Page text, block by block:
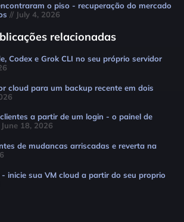
o piso - recuperação do mercado
// July 4, 2026
relacionadas
Codex e Grok CLI no seu próprio servidor
cloud para um backup recente em dois
a partir de um login - o painel de
18, 2026
de mudancas arriscadas e reverta na
- inicie sua VM cloud a partir do seu proprio